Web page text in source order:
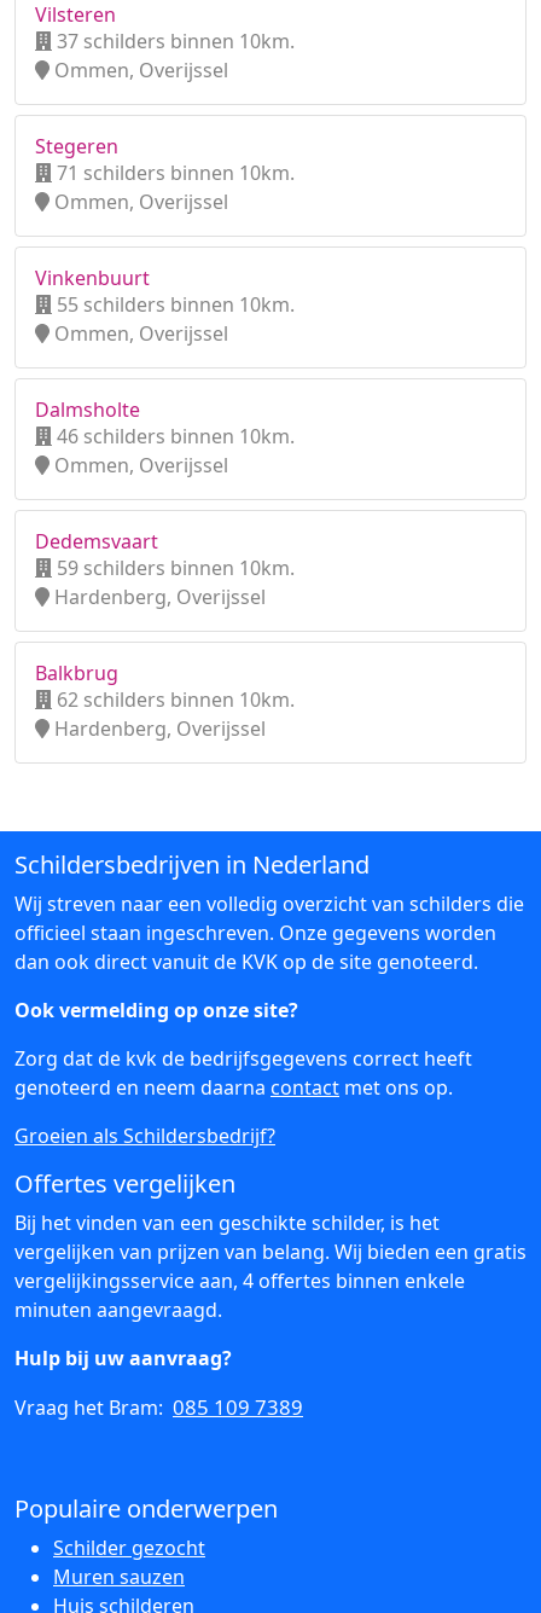
Vilsteren
37 schilders binnen 10km.
Ommen, Overijssel
Stegeren
71 schilders binnen 10km.
Ommen, Overijssel
Vinkenbuurt
55 schilders binnen 10km.
Ommen, Overijssel
Dalmsholte
46 schilders binnen 10km.
Ommen, Overijssel
Dedemsvaart
59 schilders binnen 10km.
Hardenberg, Overijssel
Balkbrug
62 schilders binnen 10km.
Hardenberg, Overijssel
Schildersbedrijven in Nederland
Wij streven naar een volledig overzicht van schilders die
officieel staan ingeschreven. Onze gegevens worden
dan ook direct vanuit de KVK op de site genoteerd.
Ook vermelding op onze site?
Zorg dat de kvk de bedrijfsgegevens correct heeft
genoteerd en neem daarna contact met ons op.
Groeien als Schildersbedrijf?
Offertes vergelijken
Bij het vinden van een geschikte schilder, is het
vergelijken van prijzen van belang. Wij bieden een gratis
vergelijkingsservice aan, 4 offertes binnen enkele
minuten aangevraagd.
Hulp bij uw aanvraag?
Vraag het Bram: 085 109 7389
Populaire onderwerpen
Schilder gezocht
Muren sauzen
Huis schilderen